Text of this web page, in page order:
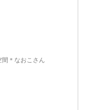
間＊なおこさん